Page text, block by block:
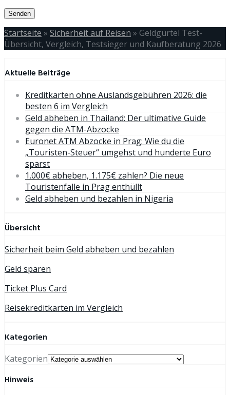
Startseite » Sicherheit auf Reisen » Geldgürtel Test-
Übersicht, Vergleich, Testsieger und Kaufberatung 2026
Aktuelle Beiträge
Kreditkarten ohne Auslandsgebühren 2026: die
besten 6 im Vergleich
Geld abheben in Thailand: Der ultimative Guide
gegen die ATM-Abzocke
Euronet ATM Abzocke in Prag: Wie du die
„Touristen-Steuer“ umgehst und hunderte Euro
sparst
1.000€ abheben, 1.175€ zahlen? Die neue
Touristenfalle in Prag enthüllt
Geld abheben und bezahlen in Nigeria
Übersicht
Sicherheit beim Geld abheben und bezahlen
Geld sparen
Ticket Plus Card
Reisekreditkarten im Vergleich
Kategorien
Kategorien
Hinweis